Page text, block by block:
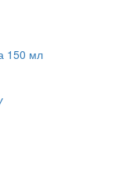
150 мл